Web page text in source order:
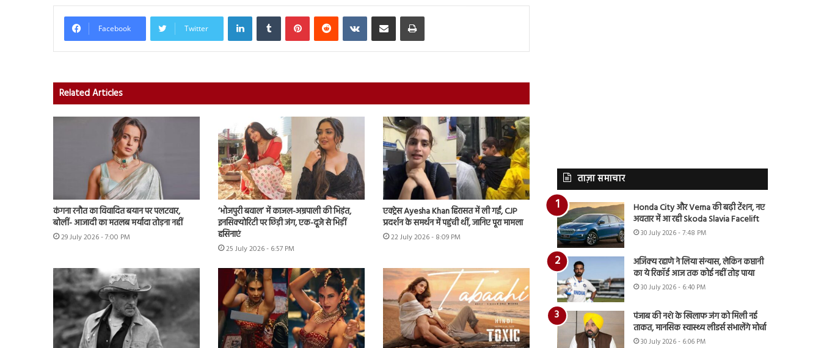
Facebook Twitter
LinkedInTumblr PinterestReddit VKontakteShare via Email Print
Related Articles
कंगना रनौत का विवादित बयान पर पलटवार,
बोलीं- आजादी का मतलब मर्यादा तोड़ना नहीं
29 July 2026 - 7:00 PM
‘भोजपुरी बवाल’ में काजल-अम्रपाली की भिड़ंत,
इनसिक्योरिटी पर छिड़ी जंग, एक-दूजे से भिड़ीं
हसिनाएं
25 July 2026 - 6:57 PM
एक्ट्रेस Ayesha Khan हिरासत में ली गईं, CJP
प्रदर्शन के समर्थन में पहुंची थीं, जानिए पूरा मामला
22 July 2026 - 8:09 PM
ताज़ा समाचार
Honda City और Verna की बढ़ी टेंशन, नए
अवतार में आ रही Skoda Slavia Facelift
30 July 2026 - 7:48 PM
अजिंक्य रहाणे ने लिया संन्यास, लेकिन कप्तानी
का ये रिकॉर्ड आज तक कोई नहीं तोड़ पाया
30 July 2026 - 6:40 PM
पंजाब की नशे के खिलाफ जंग को मिली नई
ताकत, मानसिक स्वास्थ्य लीडर्स संभालेंगे मोर्चा
30 July 2026 - 6:06 PM